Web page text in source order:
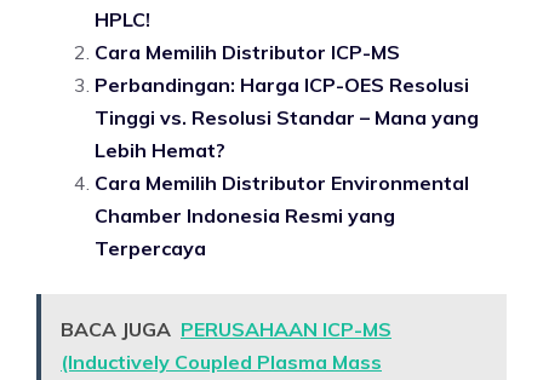
HPLC!
Cara Memilih Distributor ICP-MS
Perbandingan: Harga ICP-OES Resolusi
Tinggi vs. Resolusi Standar – Mana yang
Lebih Hemat?
Cara Memilih Distributor Environmental
Chamber Indonesia Resmi yang
Terpercaya
BACA JUGA PERUSAHAAN ICP-MS
(Inductively Coupled Plasma Mass